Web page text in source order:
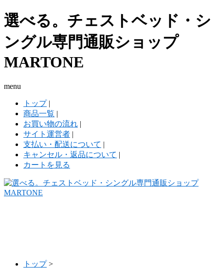
選べる。チェストベッド・シ
ングル専門通販ショップ
MARTONE
menu
トップ |
商品一覧 |
お買い物の流れ |
サイト運営者 |
支払い・配送について |
キャンセル・返品について |
カートを見る
トップ >